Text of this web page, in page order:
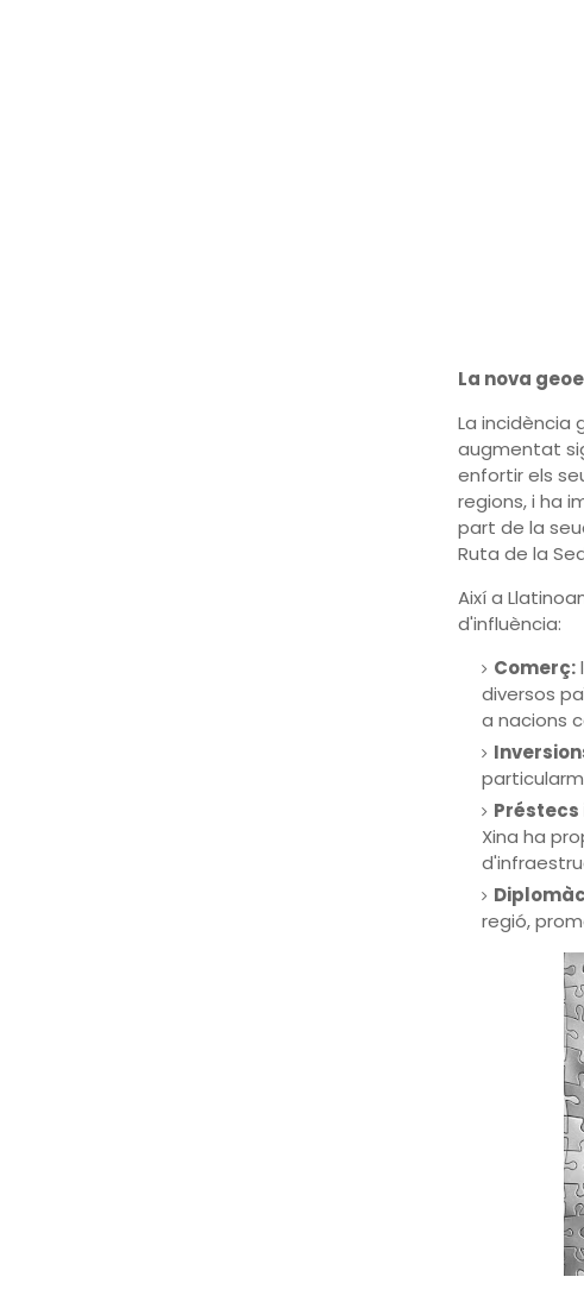
La nova
La incidència
augmentat
enfortir els
regions, i ha
part de la
Ruta de la
Així a
d'influència:
Comerç:
diversos
a nacions
Xina ha
regió,